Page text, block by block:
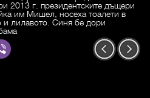
2013 г. президентските дъщери
им Мишел, носеха тоалети в
и лилавото. Синя бе дори